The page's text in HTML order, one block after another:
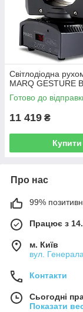
Світлодіодна
MARQ GESTURE
Готово до
11 419 ₴
Купити
Про нас
99%
Працює з
м. Київ
вул.
Контакти
Сьогодні
Показати